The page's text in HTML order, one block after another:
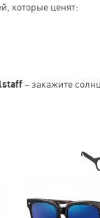
которые ценят:
– закажите